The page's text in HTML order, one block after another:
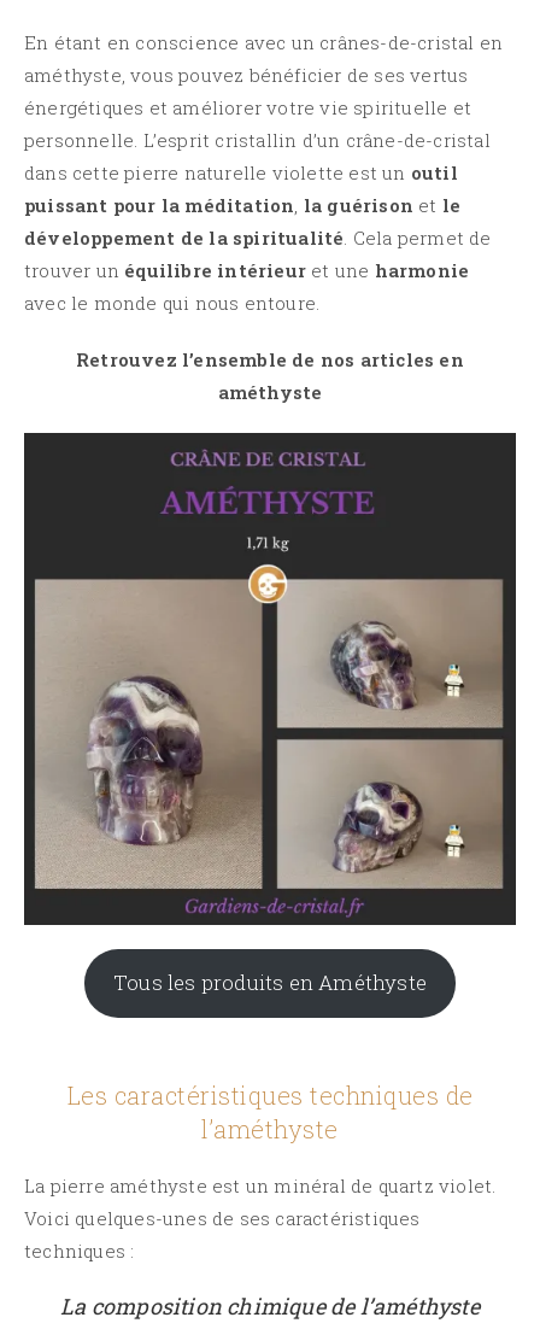
En étant en conscience avec un crânes-de-cristal en
améthyste, vous pouvez bénéficier de ses vertus
énergétiques et améliorer votre vie spirituelle et
personnelle. L’esprit cristallin d’un crâne-de-cristal
dans cette pierre naturelle violette est un outil
puissant pour la méditation, la guérison et le
développement de la spiritualité. Cela permet de
trouver un équilibre intérieur et une harmonie
avec le monde qui nous entoure.
Retrouvez l’ensemble de nos articles en
améthyste
Tous les produits en Améthyste
Les caractéristiques techniques de
l’améthyste
La pierre améthyste est un minéral de quartz violet.
Voici quelques-unes de ses caractéristiques
techniques :
La composition chimique de l’améthyste